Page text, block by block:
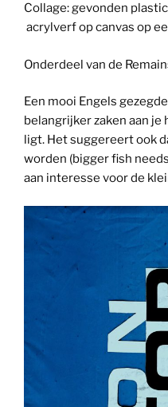
Collage: gevonden
acrylverf op canvas op
Onderdeel van de
Een mooi Engels
belangrijker zaken aan
ligt. Het suggereert ook
worden (bigger fish
aan interesse voor de